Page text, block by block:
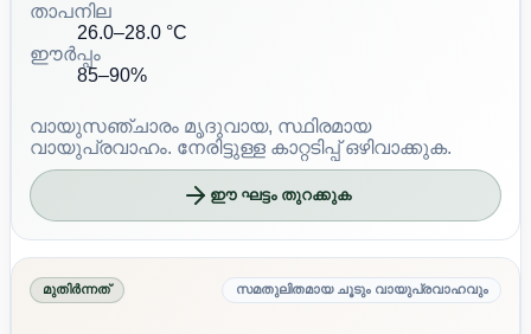
താപനില
26.0–28.0 °C
ഈർപ്പം
85–90%
വായുസഞ്ചാരം മൃദുവായ, സ്ഥിരമായ
വായുപ്രവാഹം. നേരിട്ടുള്ള കാറ്റടിപ്പ് ഒഴിവാക്കുക.
ഈ ഘട്ടം തുറക്കുക
മുതിർന്നത് സമതുലിതമായ ചൂടും വായുപ്രവാഹവും